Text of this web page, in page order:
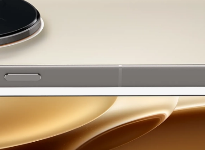
Выход на наушники
Беспроводные технологии
есть
Навигация
Навигация
A-GPS, BeiDou, GPS,